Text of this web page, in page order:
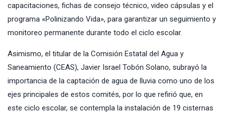
capacitaciones, fichas de consejo técnico, video cápsulas y el
programa «Polinizando Vida», para garantizar un seguimiento y
monitoreo permanente durante todo el ciclo escolar.
Asimismo, el titular de la Comisión Estatal del Agua y
Saneamiento (CEAS), Javier Israel Tobón Solano, subrayó la
importancia de la captación de agua de lluvia como uno de los
ejes principales de estos comités, por lo que refirió que, en
este ciclo escolar, se contempla la instalación de 19 cisternas